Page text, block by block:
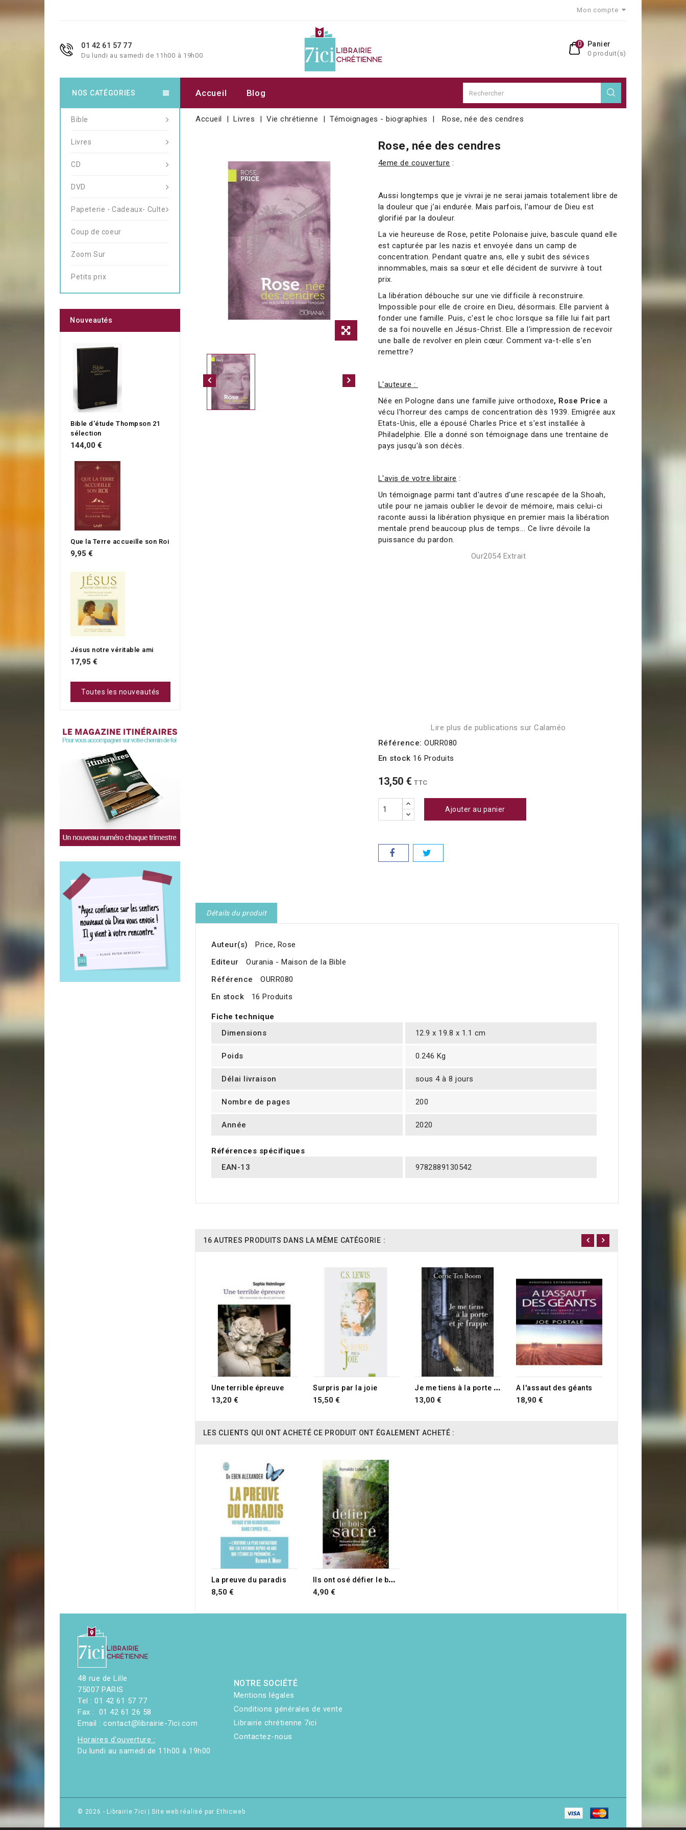
Mon compte
01 42 61 57 77
Du lundi au samedi de 11h00 à 19h00
Panier
0 produit(s)
0
Accueil Blog
Accueil Livres Vie chrétienne Témoignages - biographies Rose, née des cendres
Rose, née des cendres
4eme de couverture :
Aussi longtemps que je vivrai je ne serai jamais totalement libre de
la douleur que j’ai endurée. Mais parfois, l’amour de Dieu est
glorifié par la douleur.
La vie heureuse de Rose, petite Polonaise juive, bascule quand elle
est capturée par les nazis et envoyée dans un camp de
concentration. Pendant quatre ans, elle y subit des sévices
innommables, mais sa sœur et elle décident de survivre à tout
prix.
La libération débouche sur une vie difficile à reconstruire.
Impossible pour elle de croire en Dieu, désormais. Elle parvient à
fonder une famille. Puis, c'est le choc lorsque sa fille lui fait part
de sa foi nouvelle en Jésus-Christ. Elle a l'impression de recevoir
une balle de revolver en plein cœur. Comment va-t-elle s'en
remettre?
L'auteure :
Née en Pologne dans une famille juive orthodoxe, Rose Price a
vécu l'horreur des camps de concentration dès 1939. Emigrée aux
Etats-Unis, elle a épousé Charles Price et s'est installée à
Philadelphie. Elle a donné son témoignage dans une trentaine de
pays jusqu'à son décès.
L'avis de votre libraire :
Un témoignage parmi tant d'autres d'une rescapée de la Shoah,
utile pour ne jamais oublier le devoir de mémoire, mais celui-ci
raconte aussi la libération physique en premier mais la libération
mentale prend beaucoup plus de temps... Ce livre dévoile la
puissance du pardon.
Our2054 Extrait
Lire plus de publications sur Calaméo
Référence: OURR080
En stock 16 Produits
13,50 € TTC
Ajouter au panier
Détails du produit
Auteur(s)
Price, Rose
Editeur
Ourania - Maison de la Bible
Référence
OURR080
En stock
16 Produits
Fiche technique
Dimensions
12.9 x 19.8 x 1.1 cm
Poids 0.246 Kg
Délai livraison sous 4 à 8 jours
Nombre de pages 200
Année 2020
Références spécifiques
EAN-13
9782889130542
16 AUTRES PRODUITS DANS LA MÊME CATÉGORIE :
Une terrible épreuve
13,20 €
RUPTURE DE STOCK
Surpris par la joie
15,50 €
J
e me tiens à la porte et je frappe
13,00 €
A l'assaut des géants
18,90 €
LES CLIENTS QUI ONT ACHETÉ CE PRODUIT ONT ÉGALEMENT ACHETÉ :
RUPTURE DE STOCK
La preuve du paradis
8,50 €
I
ls ont osé défier le bois sacré
4,90 €
NOS CATÉGORIES
Bible
Livres
CD
DVD
Papeterie - Cadeaux- Culte
Coup de coeur
Zoom Sur
Petits prix
Nouveautés
Bible d'étude Thompson 21
sélection
144,00 €
Que la Terre accueille son Roi
9,95 €
Jésus notre véritable ami
17,95 €
Toutes les nouveautés
48 rue de Lille
75007 PARIS
Tel : 01 42 61 57 77
Fax : 01 42 61 26 58
Email : contact@librairie-7ici.com
Horaires d'ouverture :
Du lundi au samedi de 11h00 à 19h00
NOTRE SOCIÉTÉ
Mentions légales
Conditions générales de vente
Librairie chrétienne 7ici
Contactez-nous
© 2026 - Librairie 7ici |Site web réalisé par Ethicweb